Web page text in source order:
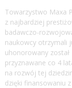
Towarzystwo Maxa
z najbardziej
badawczo-
naukowcy otrzymali
uhonorowany
przyznawane co 4
na rozwój tej
dzięki finansowaniu